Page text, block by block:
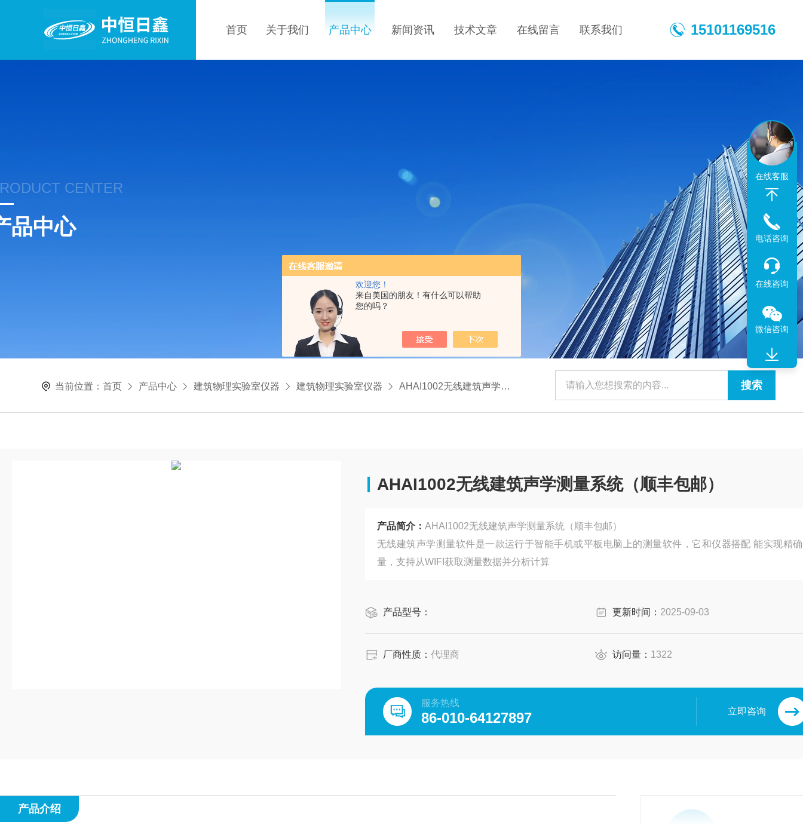
欢迎您！
来自美国的朋友！有什么可以帮助
您的吗？
首页 关于我们 产品中心 新闻资讯 技术文章 在线留言 联系我们 15101169516
CENTER
品中心
当前位置：首页 产品中心 建筑物理实验室仪器 建筑物理实验室仪器 AHAI1002无线建筑声学测量系统（顺丰包邮）
AHAI1002无线建筑声学测量系统（顺丰包邮）
产品简介： AHAI1002无线建筑声学测量系统（顺丰包邮）
无线建筑声学测量软件是一款运行于智能手机或平板电脑上的测量软件，它和仪器搭配 能实现精
量，支持从WIFI获取测量数据并分析计算
产品型号： 更新时间： 2025-09-03
厂商性质： 代理商 访问量： 1322
服务热线
86-010-64127897 立即咨询
产品介绍
在线客服
电话咨询
在线咨询
微信咨询